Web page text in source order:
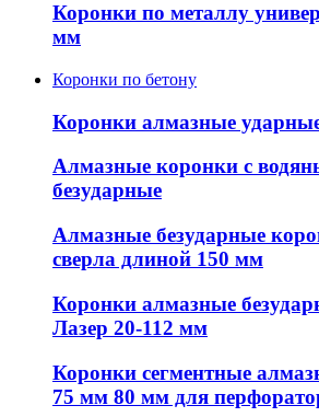
Коронки по металлу
мм
Коронки по бетону
Коронки алмазные
Алмазные коронки с
безударные
Алмазные безударные
сверла длиной 150 мм
Коронки алмазные
Лазер 20-112 мм
Коронки сегментные
75 мм 80 мм для